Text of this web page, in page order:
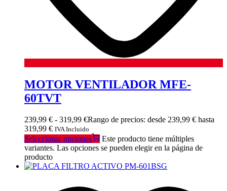
MOTOR VENTILADOR MFE-
60TVT
239,99 € - 319,99 €Rango de precios: desde 239,99 € hasta
319,99 € IVA Incluido
Seleccionar opciones
Este producto tiene múltiples
variantes. Las opciones se pueden elegir en la página de
producto